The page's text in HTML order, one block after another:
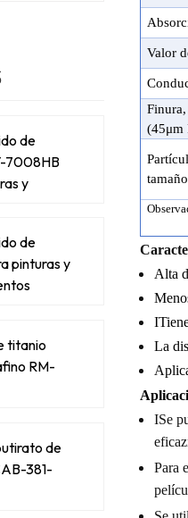
Valor
Finura,
(45μm
tamaño
Alta
I
La
ISe
Para
de
7008HB
y
de
pinturas y
titanio
RM-
de
381-